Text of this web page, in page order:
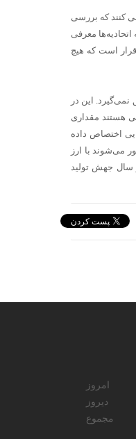
کنند که بررسی
معرفی
است که هیچ
نمی‌گیرد. این در
جز کولر آبی و بخاری که حدود ۹۸ درصد تولید داخلی هستند مقداری
اختصاص داده
می‌شوند با ارز
سال جهش تولید
امروز
دیروز
مجموع